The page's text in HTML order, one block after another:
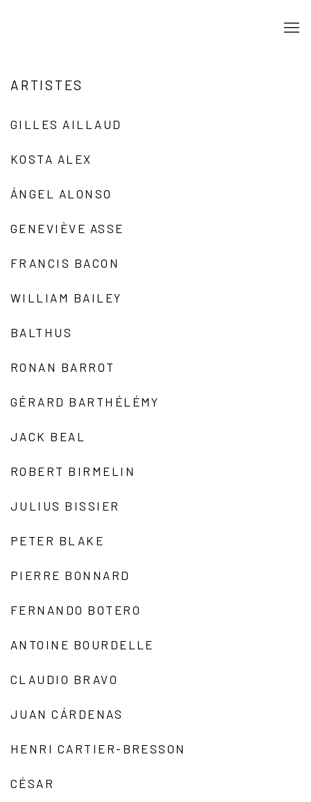
ARTISTES
GILLES AILLAUD
KOSTA ALEX
ÁNGEL ALONSO
GENEVIÈVE ASSE
FRANCIS BACON
WILLIAM BAILEY
BALTHUS
RONAN BARROT
GÉRARD BARTHÉLÉMY
JACK BEAL
ROBERT BIRMELIN
JULIUS BISSIER
PETER BLAKE
PIERRE BONNARD
FERNANDO BOTERO
ANTOINE BOURDELLE
CLAUDIO BRAVO
JUAN CÁRDENAS
HENRI CARTIER-BRESSON
CÉSAR